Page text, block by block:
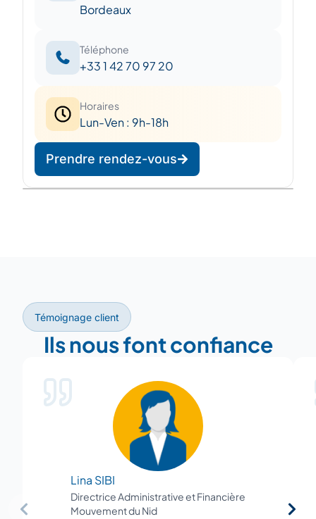
Bordeaux
Téléphone
+33 1 42 70 97 20
Horaires
Lun-Ven : 9h-18h
Prendre rendez-vous
Témoignage client
Ils nous font confiance
Lina SIBI
Directrice Administrative et Financière
Mouvement du Nid